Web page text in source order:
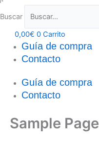
Buscar
0,00€ 0 Carrito
Guía de compra
Contacto
Guía de compra
Contacto
Sample Page